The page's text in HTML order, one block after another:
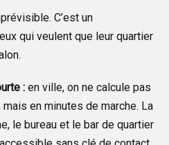
C’est un
qui veulent que leur quartier
: en ville, on ne calcule pas
en minutes de marche. La
le bureau et le bar de quartier